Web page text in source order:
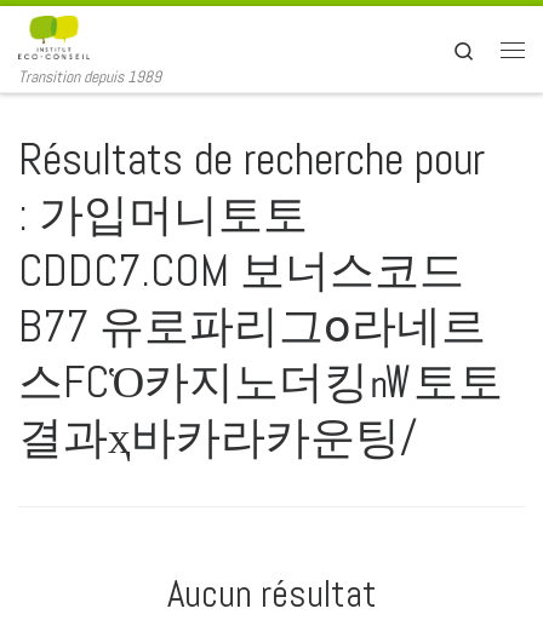
Passer au contenu
Transition depuis 1989
Search
Résultats de recherche pour
: 가입머니토토
CDDC7.COM 보너스코드
B77 유로파리그օ라네르
스FCὉ카지노더킹㎻토토
결과ҳ바카라카운팅/
Aucun résultat